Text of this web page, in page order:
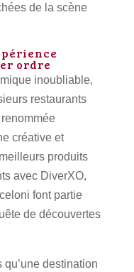
de la scène
ordre
inoubliable,
restaurants
créative et
produits
avec DiverXO,
font partie
de découvertes
destination